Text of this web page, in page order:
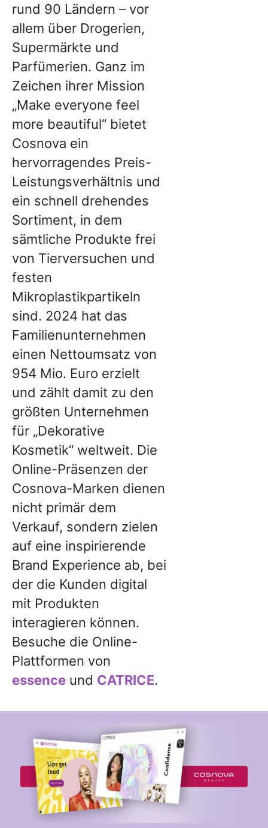
rund 90 Ländern – vor
allem über Drogerien,
Supermärkte und
Parfümerien. Ganz im
Zeichen ihrer Mission
„Make everyone feel
more beautiful“ bietet
Cosnova ein
hervorragendes Preis-
Leistungsverhältnis und
ein schnell drehendes
Sortiment, in dem
sämtliche Produkte frei
von Tierversuchen und
festen
Mikroplastikpartikeln
sind. 2024 hat das
Familienunternehmen
einen Nettoumsatz von
954 Mio. Euro erzielt
und zählt damit zu den
größten Unternehmen
für „Dekorative
Kosmetik“ weltweit. Die
Online-Präsenzen der
Cosnova-Marken dienen
nicht primär dem
Verkauf, sondern zielen
auf eine inspirierende
Brand Experience ab, bei
der die Kunden digital
mit Produkten
interagieren können.
Besuche die Online-
Plattformen von
essence und CATRICE.